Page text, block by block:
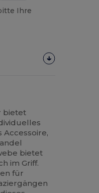
Ihre
bietet
Accessoire,
bietet
im Griff.
für